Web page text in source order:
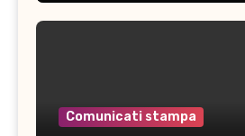
Comunicati stampa